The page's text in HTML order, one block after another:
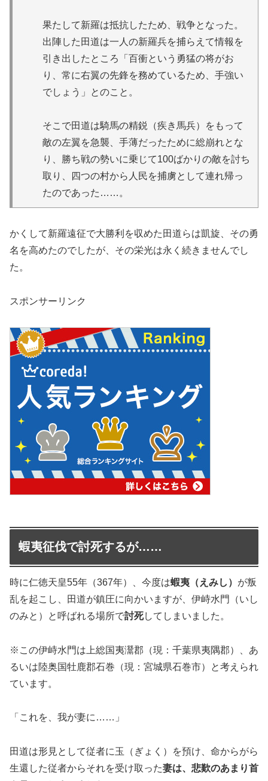
果たして新羅は抵抗したため、戦争となった。
出陣した田道は一人の新羅兵を捕らえて情報を
引き出したところ「百衝という勇猛の将がお
り、常に右翼の先鋒を務めているため、手強い
でしょう」とのこと。
そこで田道は騎馬の精鋭（疾き馬兵）をもって
敵の左翼を急襲、手薄だったために総崩れとな
り、勝ち戦の勢いに乗じて100ばかりの敵を討ち
取り、四つの村から人民を捕虜として連れ帰っ
たのであった……。
かくして新羅遠征で大勝利を収めた田道らは凱旋、その勇
名を高めたのでしたが、その栄光は永く続きませんでし
た。
スポンサーリンク
蝦夷征伐で討死するが……
時に仁徳天皇55年（367年）、今度は蝦夷（えみし） が叛
乱を起こし、田道が鎮圧に向かいますが、伊峙水門（いし
のみと）と呼ばれる場所で討死してしまいました。
※この伊峙水門は上総国夷灊郡（現：千葉県夷隅郡）、あ
るいは陸奥国牡鹿郡石巻（現：宮城県石巻市）と考えられ
ています。
「これを、我が妻に……」
田道は形見として従者に玉（ぎょく）を預け、命からがら
生還した従者からそれを受け取った妻は、悲歎のあまり首